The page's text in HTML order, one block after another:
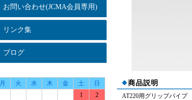
お問い合わせ(JCMA会員専用)
リンク集
ブログ
月 火 水 木 金 土
日
1
2
商品説明
AT220用グリップパイプ